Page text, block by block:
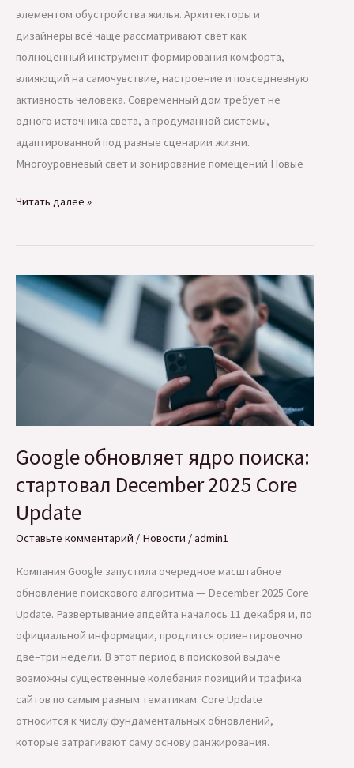
элементом обустройства жилья. Архитекторы и
дизайнеры всё чаще рассматривают свет как
полноценный инструмент формирования комфорта,
влияющий на самочувствие, настроение и повседневную
активность человека. Современный дом требует не
одного источника света, а продуманной системы,
адаптированной под разные сценарии жизни.
Многоуровневый свет и зонирование помещений Новые
Правильное
как
стандарт
жилого
пространства
Читать далее »
Google обновляет ядро поиска:
стартовал December 2025 Core
Update
Оставьте комментарий / Новости /admin1
Компания Google запустила очередное масштабное
обновление поискового алгоритма — December 2025 Core
Update. Развертывание апдейта началось 11 декабря и, по
официальной информации, продлится ориентировочно
две–три недели. В этот период в поисковой выдаче
возможны существенные колебания позиций и трафика
сайтов по самым разным тематикам. Core Update
относится к числу фундаментальных обновлений,
которые затрагивают саму основу ранжирования.